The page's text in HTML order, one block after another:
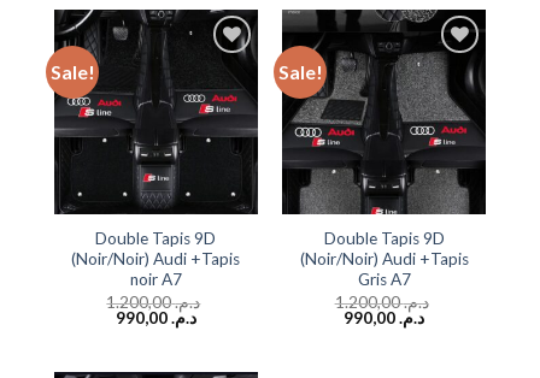
Sale!
Add to
wishlist
Double Tapis 9D
(Noir/Noir) Audi +Tapis
noir A7
د.م.1.200,00
د.م.990,00
Sale!
Add to
wishlist
Double Tapis 9D
(Noir/Noir) Audi +Tapis
Gris A7
د.م.1.200,00
د.م.990,00